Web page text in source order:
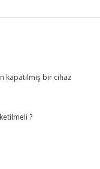
kapatılmış bir cihaz
?